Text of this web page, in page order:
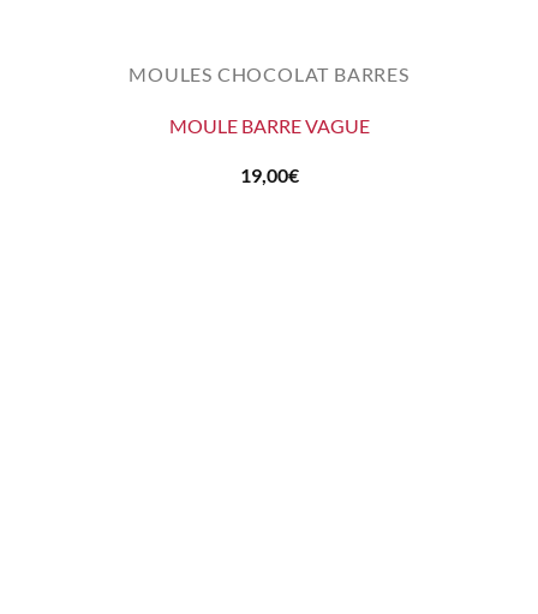
MOULES CHOCOLAT BARRES
MOULE BARRE VAGUE
19,00€